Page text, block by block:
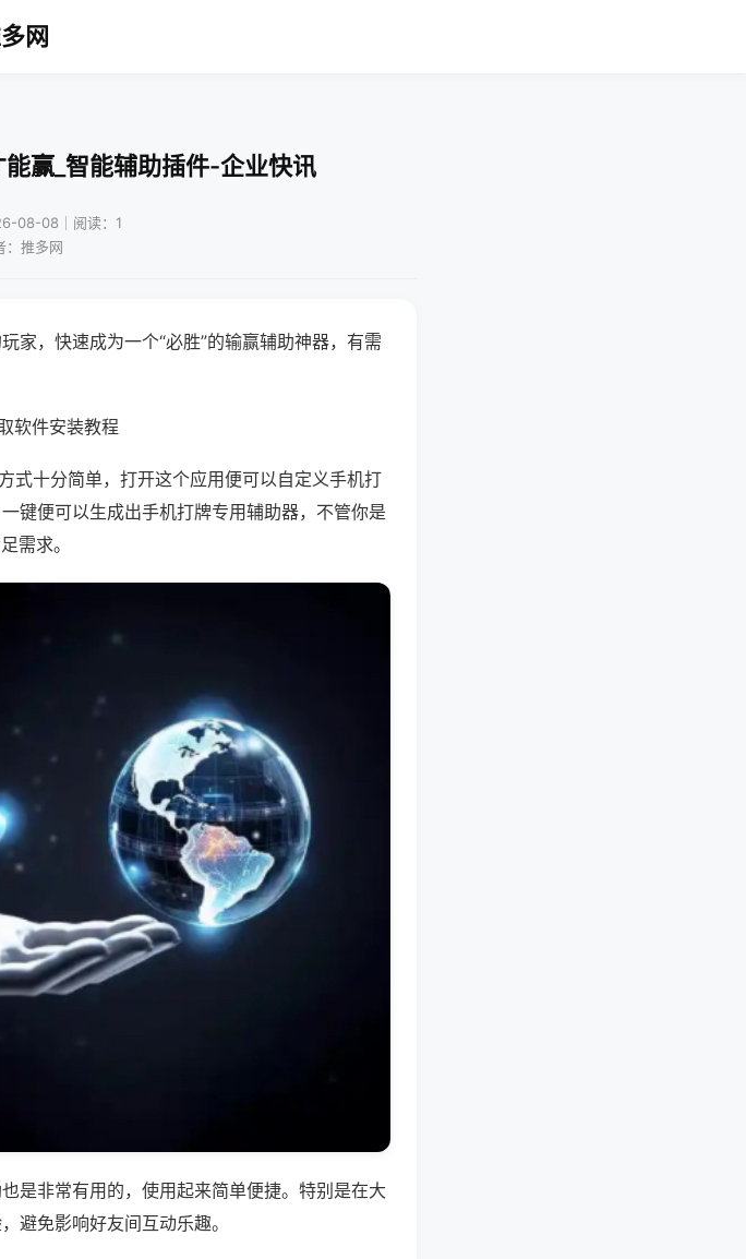
网
赢_智能辅助插件-企业快讯
08-08｜阅读：1
：推多网
家，快速成为一个“必胜”的输赢辅助神器，有需
软件安装教程
式十分简单，打开这个应用便可以自定义手机打
键便可以生成出手机打牌专用辅助器，不管你是
需求。
是非常有用的，使用起来简单便捷。特别是在大
避免影响好友间互动乐趣。